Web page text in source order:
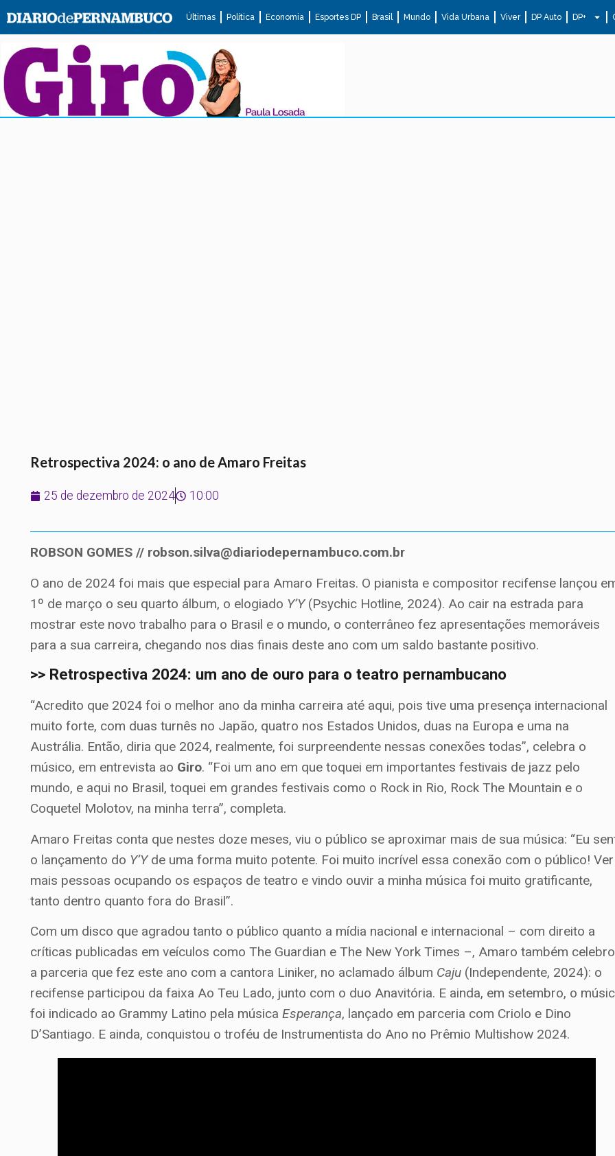
Últimas Política Economia Esportes DP Brasil Mundo Vida Urbana Viver DP Auto DP+
Retrospectiva 2024: o ano de Amaro Freitas
25 de dezembro de 2024 10:00
ROBSON GOMES // robson.silva@diariodepernambuco.com.br
O ano de 2024 foi mais que especial para Amaro Freitas. O pianista e compositor recifense lançou
1º de março o seu quarto álbum, o elogiado Y’Y(Psychic Hotline, 2024). Ao cair na estrada para
mostrar este novo trabalho para o Brasil e o mundo, o conterrâneo fez apresentações memoráveis
para a sua carreira, chegando nos dias finais deste ano com um saldo bastante positivo.
>> Retrospectiva 2024: um ano de ouro para o teatro pernambucano
“Acredito que 2024 foi o melhor ano da minha carreira até aqui, pois tive uma presença internacional
muito forte, com duas turnês no Japão, quatro nos Estados Unidos, duas na Europa e uma na
Austrália. Então, diria que 2024, realmente, foi surpreendente nessas conexões todas”, celebra o
músico, em entrevista ao Giro. “Foi um ano em que toquei em importantes festivais de jazz pelo
mundo, e aqui no Brasil, toquei em grandes festivais como o Rock in Rio, Rock The Mountain e o
Coquetel Molotov, na minha terra”, completa.
Amaro Freitas conta que nestes doze meses, viu o público se aproximar mais de sua música: “Eu
o lançamento do Y’Yde uma forma muito potente. Foi muito incrível essa conexão com o público! Ver
mais pessoas ocupando os espaços de teatro e vindo ouvir a minha música foi muito gratificante,
tanto dentro quanto fora do Brasil”.
Com um disco que agradou tanto o público quanto a mídia nacional e internacional – com direito a
críticas publicadas em veículos como The Guardian e The New York Times –, Amaro também
a parceria que fez este ano com a cantora Liniker, no aclamado álbum Caju (Independente, 2024): o
recifense participou da faixa Ao Teu Lado, junto com o duo Anavitória. E ainda, em setembro, o
foi indicado ao Grammy Latino pela músicaEsperança, lançado em parceria com Criolo e Dino
D’Santiago. E ainda, conquistou o troféu de Instrumentista do Ano no Prêmio Multishow 2024.